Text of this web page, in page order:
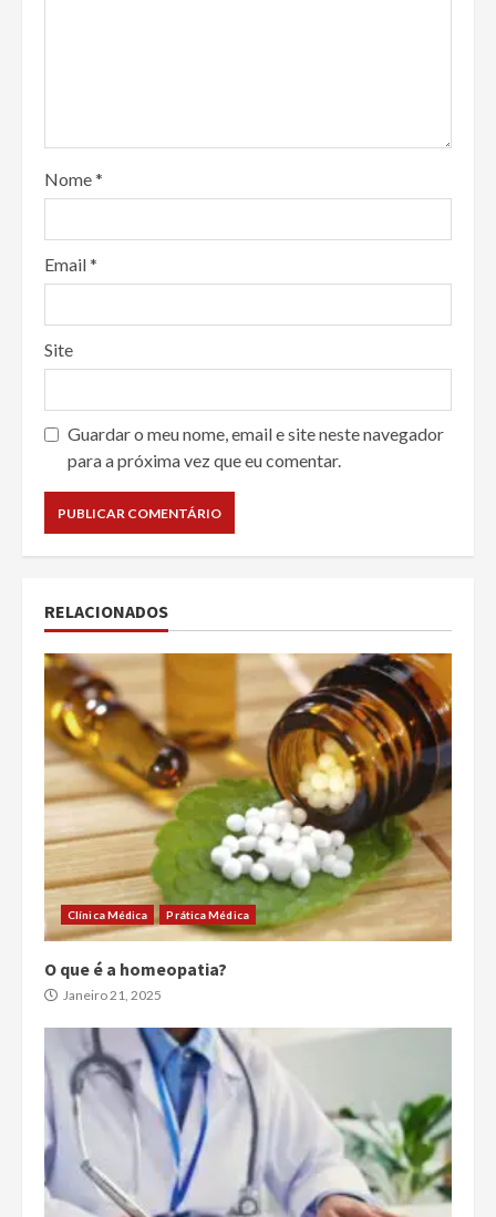
Nome*
Email*
Site
Guardar o meu nome, email e site neste navegador
para a próxima vez que eu comentar.
RELACIONADOS
Clínica Médica Prática Médica
O que é a homeopatia?
Janeiro 21, 2025